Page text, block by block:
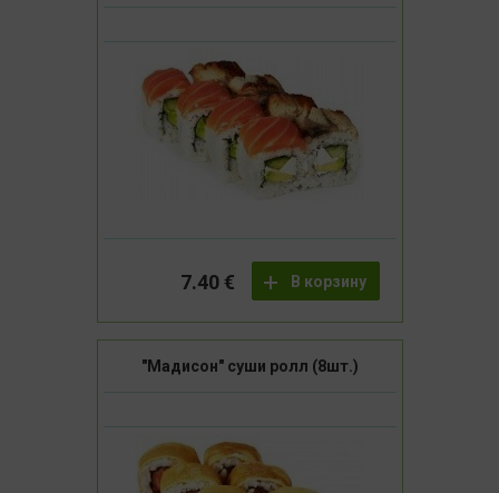
В корзину
7.40 €
"Мадисон" суши ролл (8шт.)